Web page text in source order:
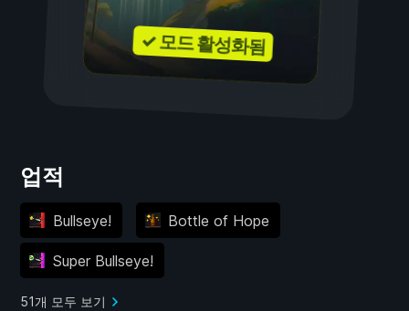
✓ 모드 활성화됨
업적
Bullseye! Bottle of Hope
Super Bullseye!
51개 모두 보기